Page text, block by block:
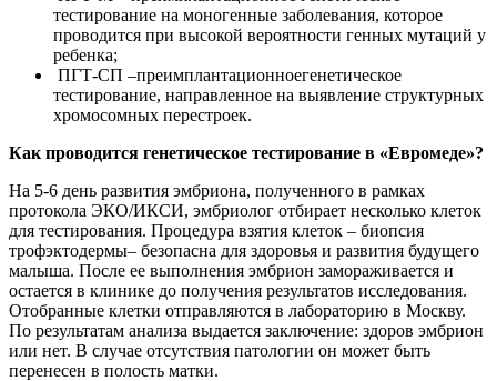
тестирование на моногенные заболевания, которое
проводится при высокой вероятности генных мутаций у
ребенка;
ПГТ-СП –преимплантационноегенетическое
тестирование, направленное на выявление структурных
хромосомных перестроек.
Как проводится генетическое тестирование в «Евромеде»?
На 5-6 день развития эмбриона, полученного в рамках
протокола ЭКО/ИКСИ, эмбриолог отбирает несколько клеток
для тестирования. Процедура взятия клеток – биопсия
трофэктодермы– безопасна для здоровья и развития будущего
малыша. После ее выполнения эмбрион замораживается и
остается в клинике до получения результатов исследования.
Отобранные клетки отправляются в лабораторию в Москву.
По результатам анализа выдается заключение: здоров эмбрион
или нет. В случае отсутствия патологии он может быть
перенесен в полость матки.